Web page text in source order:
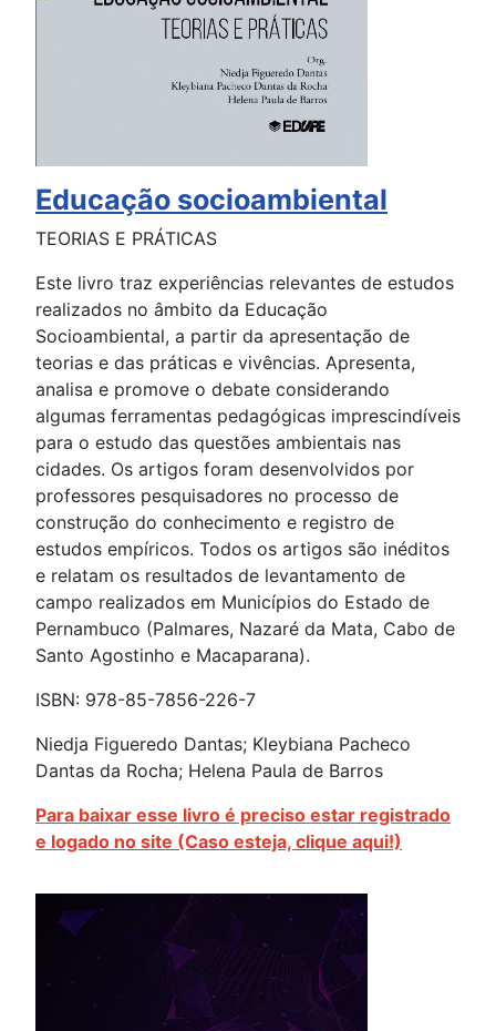
Educação socioambiental
TEORIAS E PRÁTICAS
Este livro traz experiências relevantes de estudos
realizados no âmbito da Educação
Socioambiental, a partir da apresentação de
teorias e das práticas e vivências. Apresenta,
analisa e promove o debate considerando
algumas ferramentas pedagógicas imprescindíveis
para o estudo das questões ambientais nas
cidades. Os artigos foram desenvolvidos por
professores pesquisadores no processo de
construção do conhecimento e registro de
estudos empíricos. Todos os artigos são inéditos
e relatam os resultados de levantamento de
campo realizados em Municípios do Estado de
Pernambuco (Palmares, Nazaré da Mata, Cabo de
Santo Agostinho e Macaparana).
ISBN: 978-85-7856-226-7
Niedja Figueredo Dantas; Kleybiana Pacheco
Dantas da Rocha; Helena Paula de Barros
Para baixar esse livro é preciso estar registrado
e logado no site (Caso esteja, clique aqui!)